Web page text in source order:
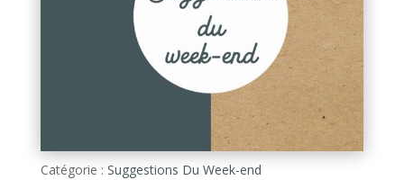
Catégorie : Suggestions Du Week-end